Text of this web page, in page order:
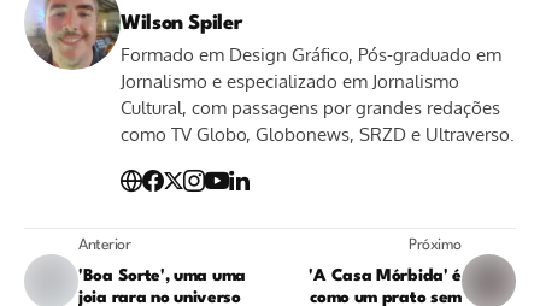
Wilson Spiler
Formado em Design Gráfico, Pós-graduado em
Jornalismo e especializado em Jornalismo
Cultural, com passagens por grandes redações
como TV Globo, Globonews, SRZD e Ultraverso.
Anterior
'Boa Sorte', uma uma
joia rara no universo
Próximo
'A Casa Mórbida' é
como um prato sem